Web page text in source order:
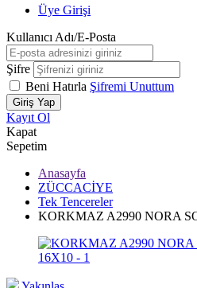
Üye Girişi
Kullanıcı Adı/E-Posta
Şifre
Beni Hatırla Şifremi Unuttum
Giriş Yap
Kayıt Ol
Kapat
Sepetim
Anasayfa
ZÜCCACİYE
Tek Tencereler
KORKMAZ A2990 NORA